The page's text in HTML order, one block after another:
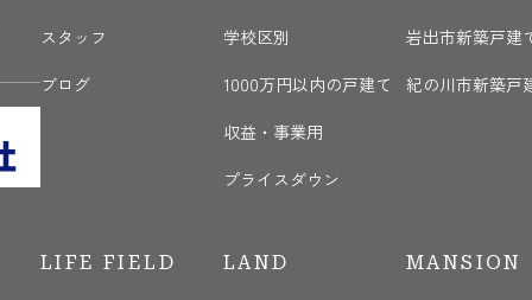
スタッフ
ブログ
学校区別
1000万円以内の戸建て
収益・事業用
プライスダウン
岩出市新築戸建
紀の川市新築戸
LIFE FIELD LAND MANSION